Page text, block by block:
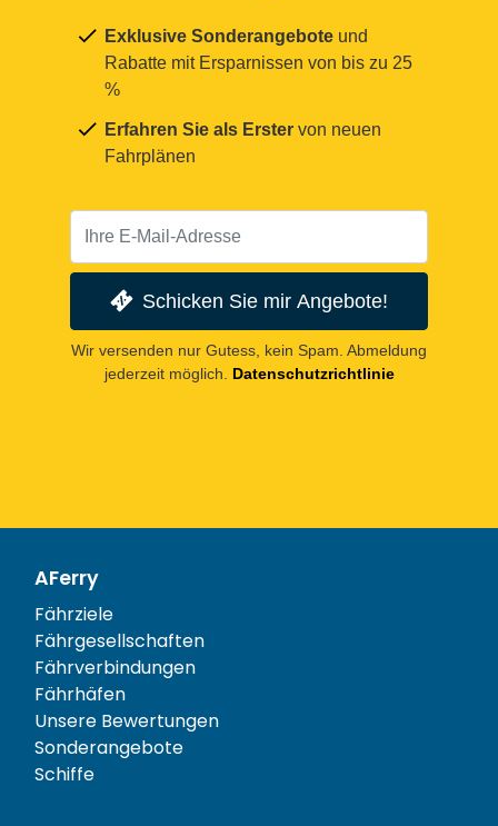
Exklusive Sonderangebote und
Rabatte mit Ersparnissen von bis zu 25
%
Erfahren Sie als Erster von neuen
Fahrplänen
Schicken Sie mir Angebote!
Wir versenden nur Gutess, kein Spam. Abmeldung
jederzeit möglich.
Datenschutzrichtlinie
AFerry
Fährziele
Fährgesellschaften
Fährverbindungen
Fährhäfen
Unsere Bewertungen
Sonderangebote
Schiffe